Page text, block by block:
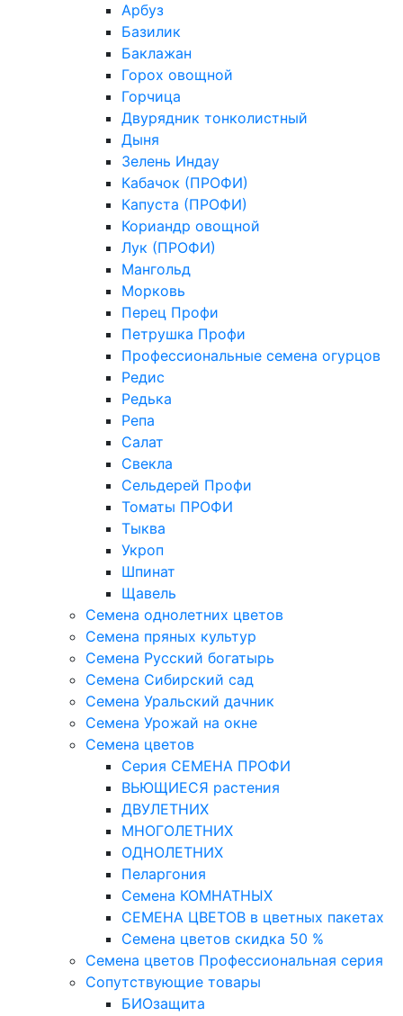
Арбуз
Базилик
Баклажан
Горох овощной
Горчица
Двурядник тонколистный
Дыня
Зелень Индау
Кабачок (ПРОФИ)
Капуста (ПРОФИ)
Кориандр овощной
Лук (ПРОФИ)
Мангольд
Морковь
Перец Профи
Петрушка Профи
Профессиональные семена огурцов
Редис
Редька
Репа
Салат
Свекла
Сельдерей Профи
Томаты ПРОФИ
Тыква
Укроп
Шпинат
Щавель
Семена однолетних цветов
Семена пряных культур
Семена Русский богатырь
Семена Сибирский сад
Семена Уральский дачник
Семена Урожай на окне
Семена цветов
Cерия CЕМЕНА ПРОФИ
ВЬЮЩИЕСЯ растения
ДВУЛЕТНИХ
МНОГОЛЕТНИХ
ОДНОЛЕТНИХ
Пеларгония
Семена КОМНАТНЫХ
СЕМЕНА ЦВЕТОВ в цветных пакетах
Семена цветов скидка 50 %
Семена цветов Профессиональная серия
Сопутствующие товары
БИОзащита